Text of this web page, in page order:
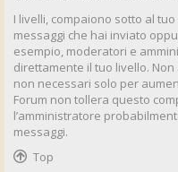
I livelli, compaiono sotto al
messaggi che hai inviato
esempio, moderatori e
direttamente il tuo livello.
non necessari solo per
Forum non tollera questo
l’amministratore
messaggi.
Top